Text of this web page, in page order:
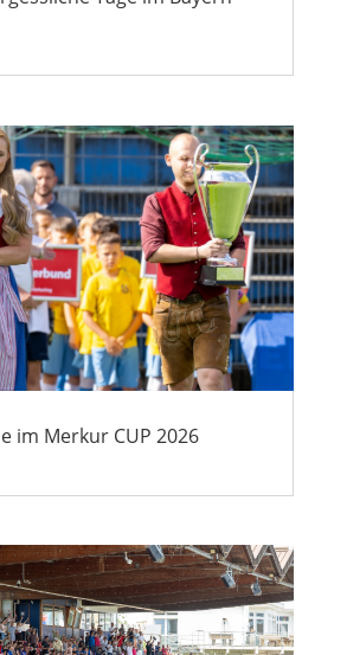
im Merkur CUP 2026